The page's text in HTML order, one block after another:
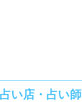
い店・占い師